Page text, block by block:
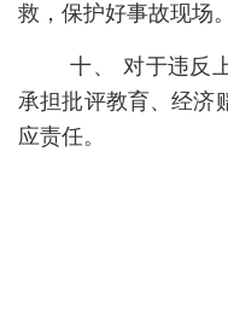
救，保护好事故现场。
十、
对于违反
承担批评教育、经济
应责任。